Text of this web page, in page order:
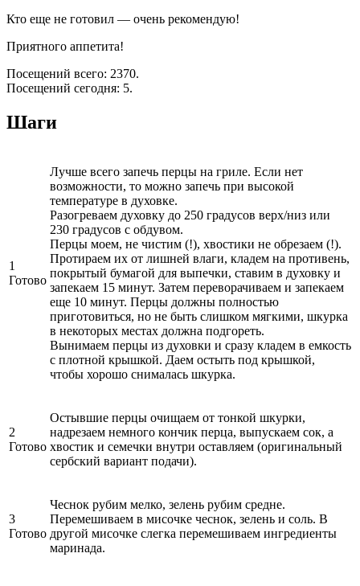
Кто еще не готовил — очень рекомендую!
Приятного аппетита!
Посещений всего: 2370.
Посещений сегодня: 5.
Шаги
1
Готово
Лучше всего запечь перцы на гриле. Если нет
возможности, то можно запечь при высокой
температуре в духовке.
Разогреваем духовку до 250 градусов верх/низ или
230 градусов с обдувом.
Перцы моем, не чистим (!), хвостики не обрезаем (!).
Протираем их от лишней влаги, кладем на противень,
покрытый бумагой для выпечки, ставим в духовку и
запекаем 15 минут. Затем переворачиваем и запекаем
еще 10 минут. Перцы должны полностью
приготовиться, но не быть слишком мягкими, шкурка
в некоторых местах должна подгореть.
Вынимаем перцы из духовки и сразу кладем в емкость
с плотной крышкой. Даем остыть под крышкой,
чтобы хорошо снималась шкурка.
2
Готово
Остывшие перцы очищаем от тонкой шкурки,
надрезаем немного кончик перца, выпускаем сок, а
хвостик и семечки внутри оставляем (оригинальный
сербский вариант подачи).
3
Готово
Чеснок рубим мелко, зелень рубим средне.
Перемешиваем в мисочке чеснок, зелень и соль. В
другой мисочке слегка перемешиваем ингредиенты
маринада.